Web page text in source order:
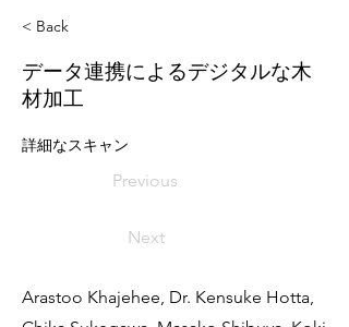
< Back
データ連携によるデジタルな木
材加工
詳細なスキャン
Previous
Next
Arastoo Khajehee, Dr. Kensuke Hotta,